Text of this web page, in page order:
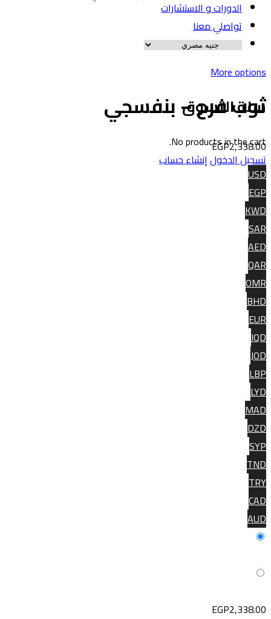
الدورات و الاستشارات
تواصلي معنا
More
التسوق
No products in the
الدخول إنشاء حساب
فرح – بنفسجي
EGP
EGP